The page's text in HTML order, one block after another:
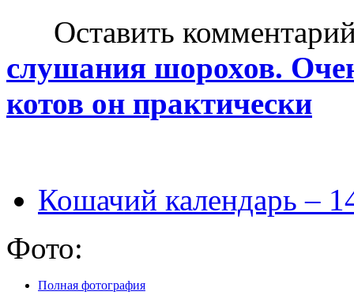
Оставить комментарий
слушания шорохов.
котов он практически
Кошачий календарь –
Фото:
Полная фотография